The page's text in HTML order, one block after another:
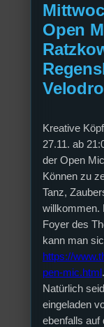
Open
Kreative
27.11. ab
der Open
Können zu
Tanz,
willkommen.
Foyer des
kann man
https://
pen-mic.html .
Natürlich
eingeladen
ebenfalls auf